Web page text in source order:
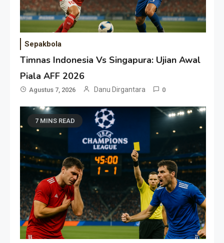
Sepakbola
Timnas Indonesia Vs Singapura: Ujian Awal
Piala AFF 2026
Agustus 7, 2026 Danu Dirgantara 0
7 MINS READ